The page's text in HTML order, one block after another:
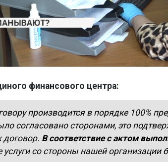
финансового центра:
производится в порядке 100%
согласовано сторонами, это
В соответствие с актом
услуги со стороны нашей